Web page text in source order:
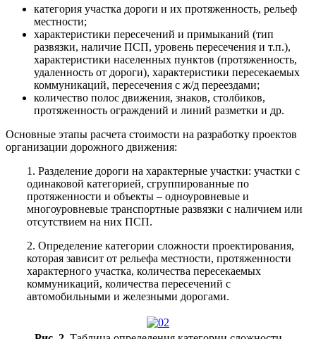
категория участка дороги и их протяженность, рельеф
местности;
характеристики пересечений и примыканий (тип
развязки, наличие ПСП, уровень пересечения и т.п.),
характеристики населенных пунктов (протяженность,
удаленность от дороги), характеристики пересекаемых
коммуникаций, пересечения с ж/д переездами;
количество полос движения, знаков, столбиков,
протяженность ограждений и линий разметки и др.
Основные этапы расчета стоимости на разработку проектов
организации дорожного движения:
1. Разделение дороги на характерные участки: участки с
одинаковой категорией, сгруппированные по
протяженности и объекты – одноуровневые и
многоуровневые транспортные развязки с наличием или
отсутствием на них ПСП.
2. Определение категории сложности проектирования,
которая зависит от рельефа местности, протяженности
характерного участка, количества пересекаемых
коммуникаций, количества пересечений с
автомобильными и железными дорогами.